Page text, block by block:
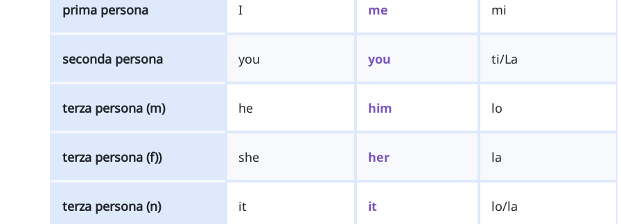
prima persona I me mi
seconda persona you you ti/La
terza persona (m) he him lo
terza persona (f)) she her la
terza persona (n) it it lo/la